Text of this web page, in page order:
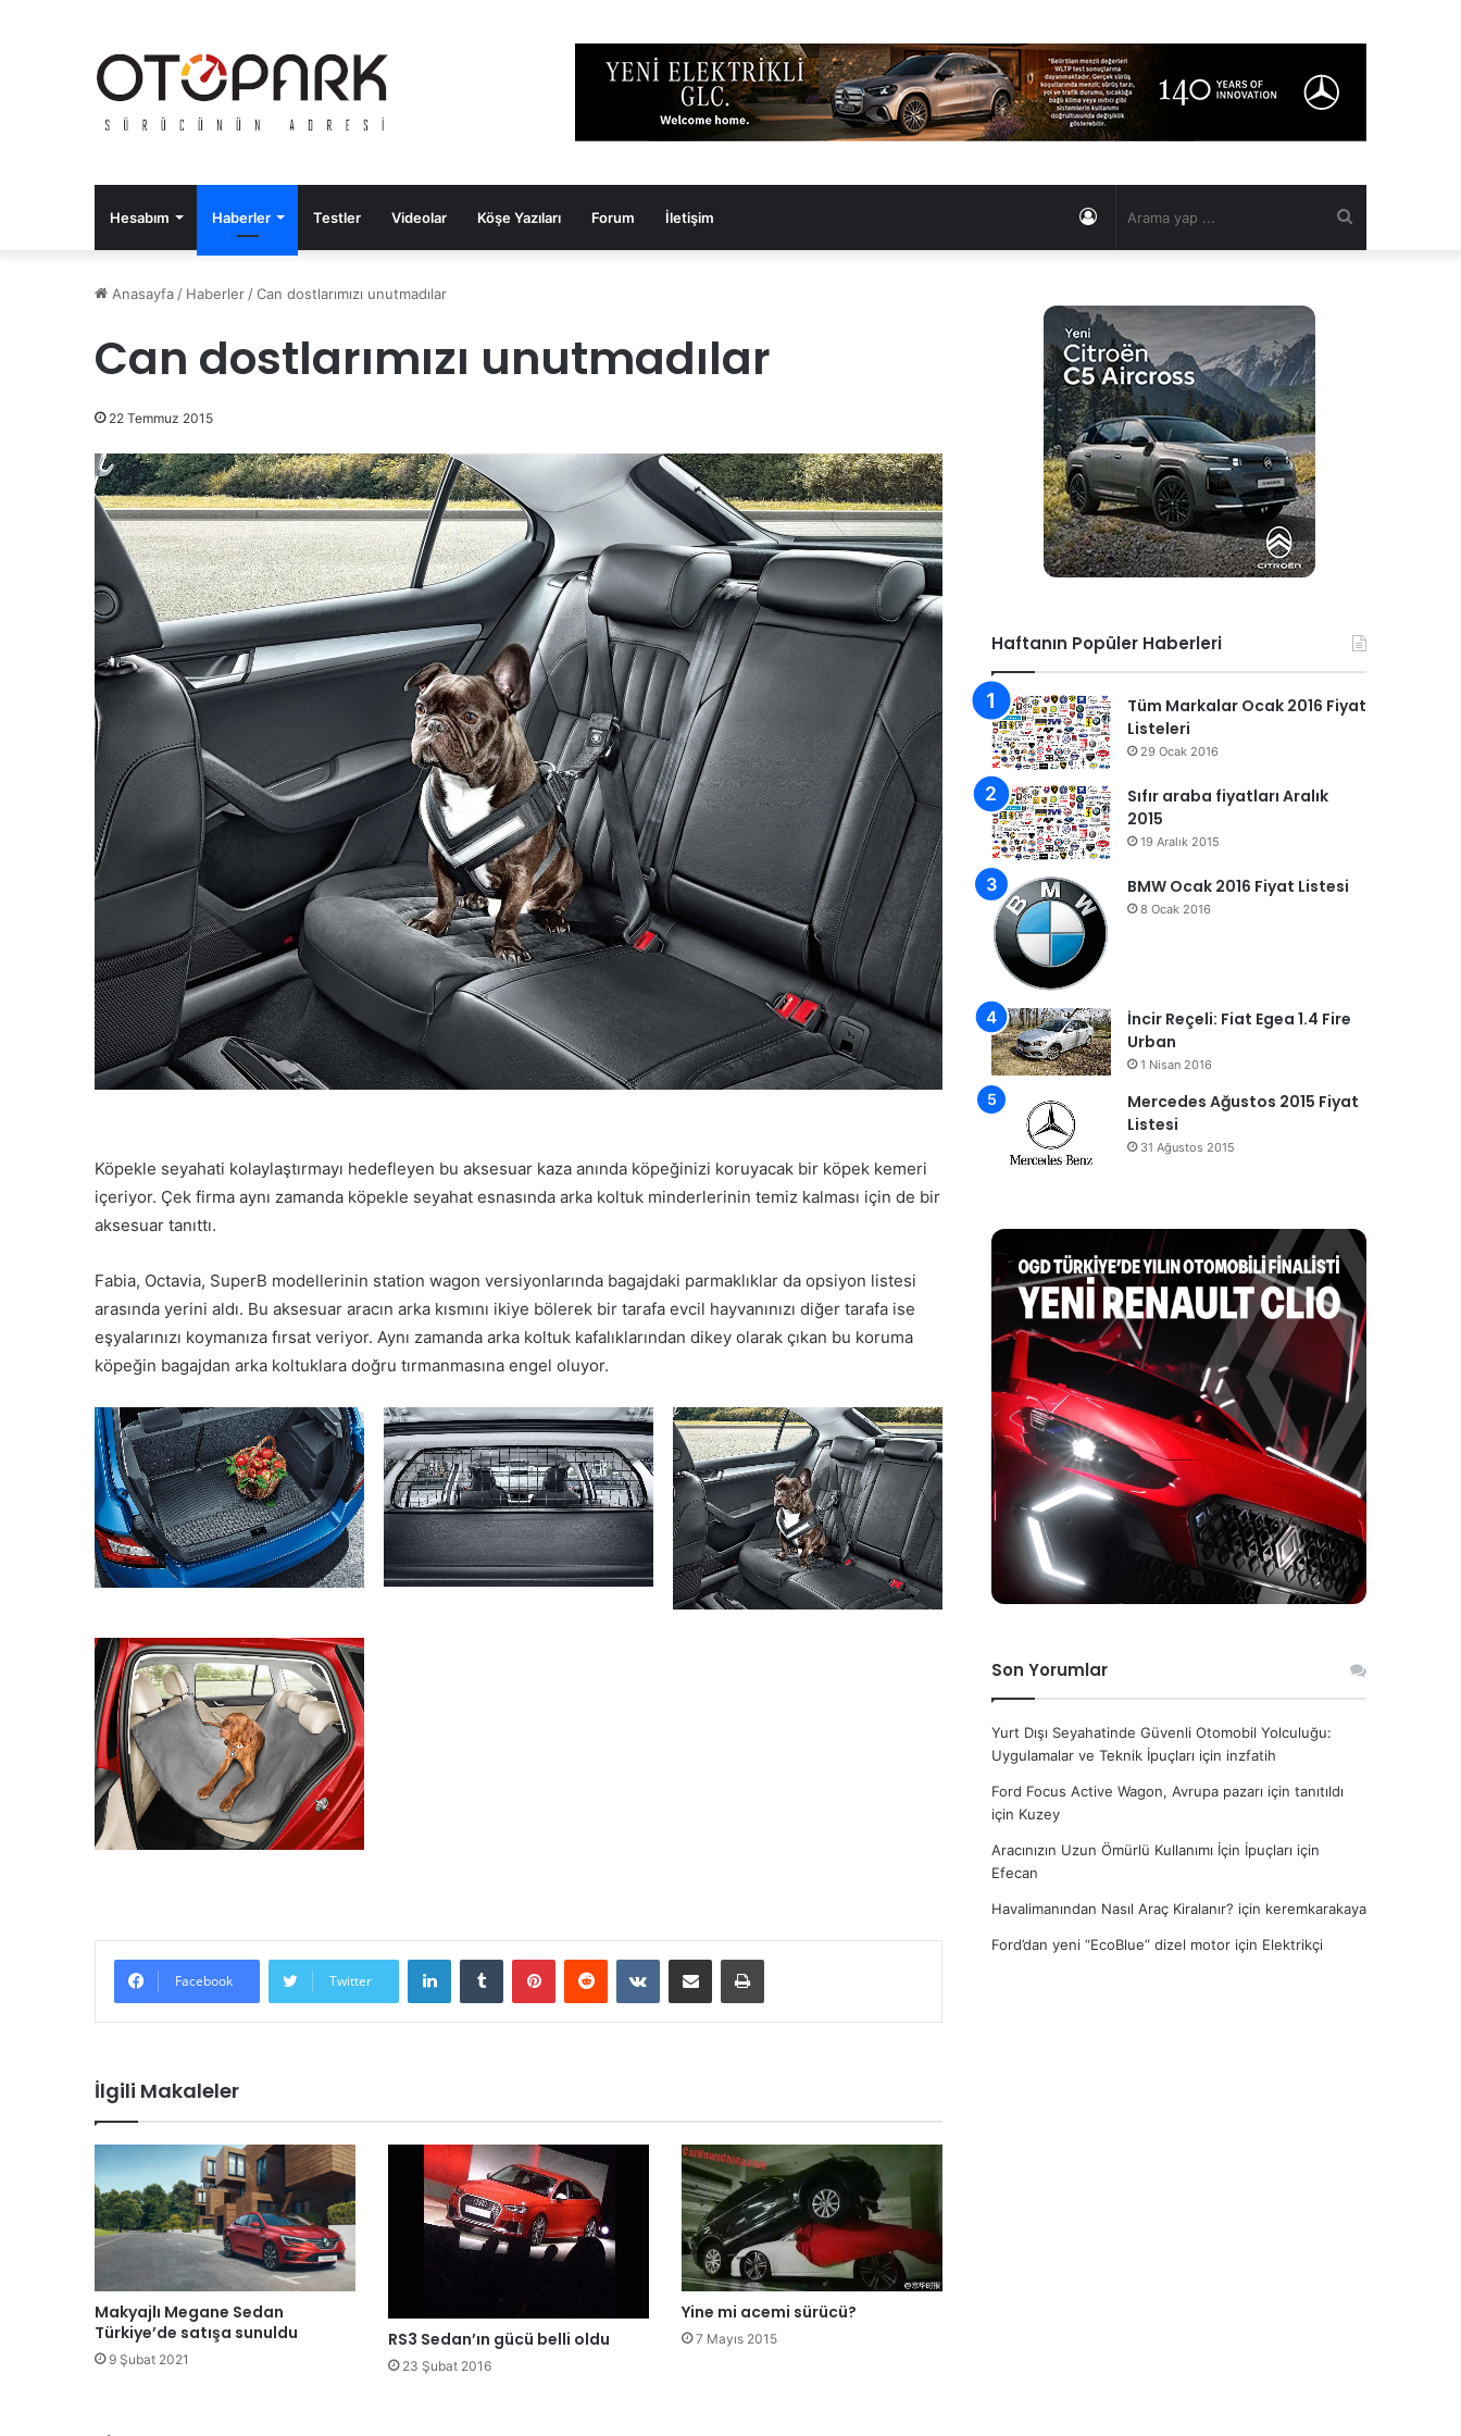
Hesabım Haberler Testler Videolar Köşe Yazıları Forum İletişim Kayıt
Anasayfa / Haberler /Can dostlarımızı unutmadılar
Can dostlarımızı unutmadılar
22 Temmuz 2015
Köpekle seyahati kolaylaştırmayı hedefleyen bu aksesuar kaza anında köpeğinizi koruyacak bir köpek kemeri
içeriyor. Çek firma aynı zamanda köpekle seyahat esnasında arka koltuk minderlerinin temiz kalması için de bir
aksesuar tanıttı.
Fabia, Octavia, SuperB modellerinin station wagon versiyonlarında bagajdaki parmaklıklar da opsiyon listesi
arasında yerini aldı. Bu aksesuar aracın arka kısmını ikiye bölerek bir tarafa evcil hayvanınızı diğer tarafa ise
eşyalarınızı koymanıza fırsat veriyor. Aynı zamanda arka koltuk kafalıklarından dikey olarak çıkan bu koruma
köpeğin bagajdan arka koltuklara doğru tırmanmasına engel oluyor.
Facebook Twitter
İlgili Makaleler
Makyajlı Megane Sedan
Türkiye’de satışa sunuldu
9 Şubat 2021
RS3 Sedan’ın gücü belli oldu
23 Şubat 2016
Yine mi acemi sürücü?
7 Mayıs 2015
Haftanın Popüler Haberleri
Tüm Markalar Ocak 2016 Fiyat
Listeleri
29 Ocak 2016
Sıfır araba fiyatları Aralık
2015
19 Aralık 2015
BMW Ocak 2016 Fiyat Listesi
8 Ocak 2016
İncir Reçeli: Fiat Egea 1.4 Fire
Urban
1 Nisan 2016
Mercedes Ağustos 2015 Fiyat
Listesi
31 Ağustos 2015
Son Yorumlar
Yurt Dışı Seyahatinde Güvenli Otomobil Yolculuğu:
Uygulamalar ve Teknik İpuçları için inzfatih
Ford Focus Active Wagon, Avrupa pazarı için tanıtıldı
için Kuzey
Aracınızın Uzun Ömürlü Kullanımı İçin İpuçları için
Efecan
Havalimanından Nasıl Araç Kiralanır? için keremkarakaya
Ford’dan yeni “EcoBlue” dizel motor için Elektrikçi